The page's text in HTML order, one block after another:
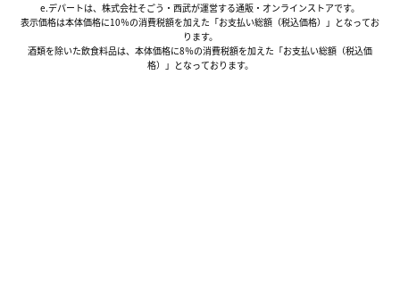
e.デパートは、株式会社そごう・西武が運営する通販・オンラインストアです。
表示価格は本体価格に10％の消費税額を加えた「お支払い総額（税込価格）」となってお
ります。
酒類を除いた飲食料品は、本体価格に8％の消費税額を加えた「お支払い総額（税込価
格）」となっております。